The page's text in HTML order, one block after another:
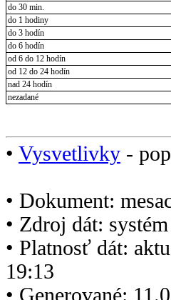
do 30 min.
do 1 hodiny
do 3 hodín
do 6 hodín
od 6 do 12 hodín
od 12 do 24 hodín
nad 24 hodín
nezadané
• Vysvetlivky -
• Dokument:
• Zdroj dát:
• Platnosť dát:
19:13
• Generované: